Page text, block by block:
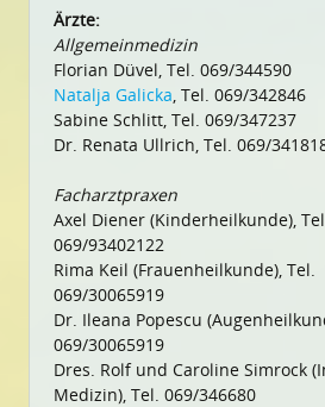
Ärzte:
Allgemeinmedizin
Florian Düvel, Tel. 069/344590
Natalja Galicka , Tel. 069/342846
Sabine Schlitt, Tel. 069/347237
Dr. Renata Ullrich, Tel. 069/
Facharztpraxen
Axel Diener (Kinderheilkunde), Tel.
069/93402122
Rima Keil (Frauenheilkunde), Tel.
069/30065919
Dr. Ileana Popescu
069/30065919
Dres. Rolf und Caroline Simrock
Medizin), Tel. 069/346680